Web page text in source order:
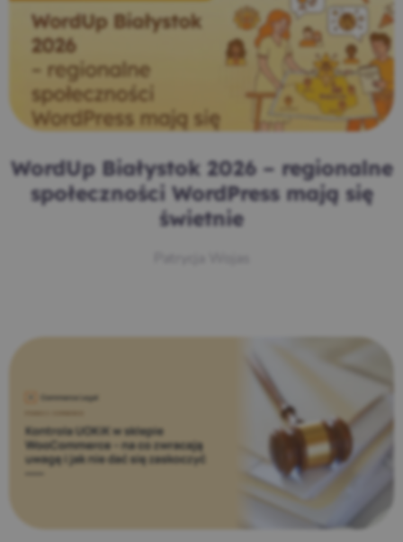
WordUp Białystok 2026 – regionalne
społeczności WordPress mają się
świetnie